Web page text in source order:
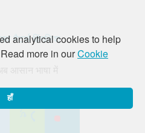
analytical cookies to help
more in ourCookie
हाँ
लव मैटर्स हिंगलिश